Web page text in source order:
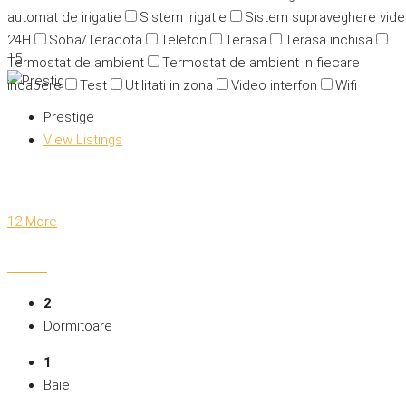
automat de irigatie
Sistem irigatie
Sistem supraveghere
24H
Soba/Teracota Telefon Terasa
Terasa inchisa
Termostat de ambient
Termostat de ambient in fiecare
incapere
Test Utilitati in zona Video interfon Wifi
15
Prestige
View Listings
12 More
2
Dormitoare
1
Baie